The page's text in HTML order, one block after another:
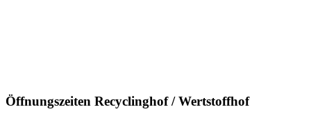
Öffnungszeiten Recyclinghof / Wertstoffhof